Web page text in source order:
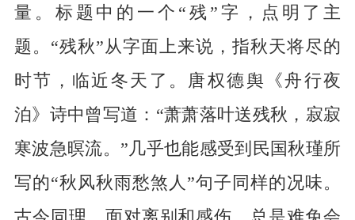
量。标题中的一个“残”字，点明了主
题。“残秋”从字面上来说，指秋天将尽的
时节，临近冬天了。唐权德舆《舟行夜
泊》诗中曾写道：“萧萧落叶送残秋，寂寂
寒波急暝流。”几乎也能感受到民国秋瑾所
写的“秋风秋雨愁煞人”句子同样的况味。